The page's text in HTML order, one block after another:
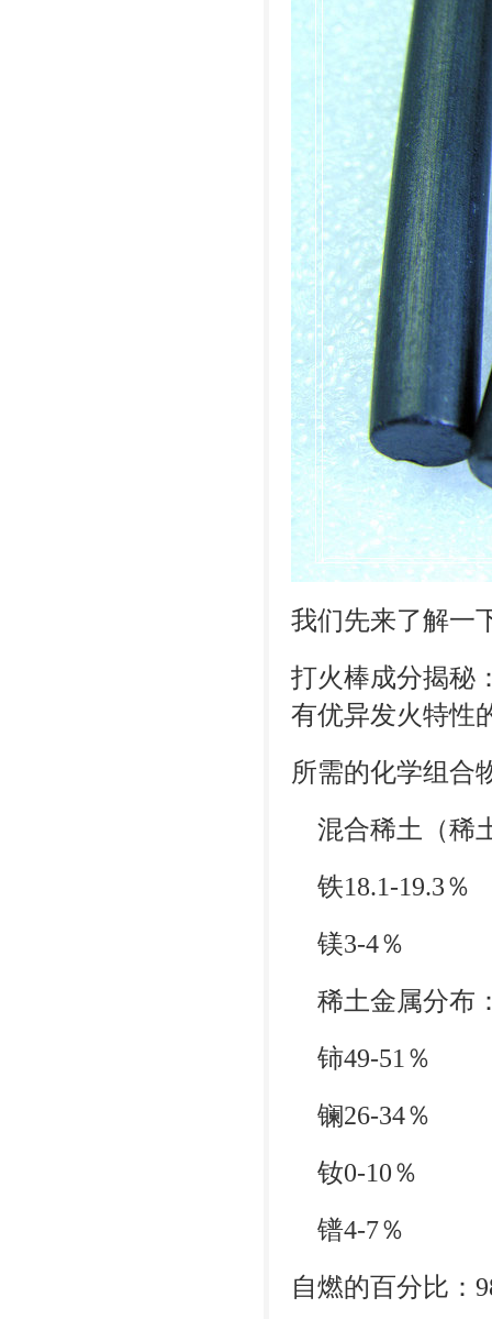
我们先来了解一
打火棒成分揭秘
有优异发火特性
所需的化学组合
混合稀土（稀
铁18.1-19.3％
镁3-4％
稀土金属分布
铈49-51％
镧26-34％
钕0-10％
镨4-7％
自燃的百分比：